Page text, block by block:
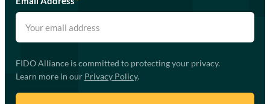
FIDO Alliance is committed to protecting your privacy.
Learn more in our Privacy Policy.